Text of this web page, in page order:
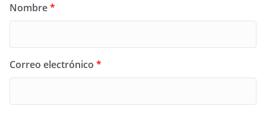
Nombre*
Correo electrónico *